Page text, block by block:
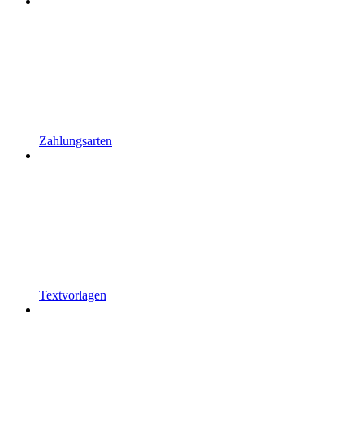
Zahlungsarten
Textvorlagen